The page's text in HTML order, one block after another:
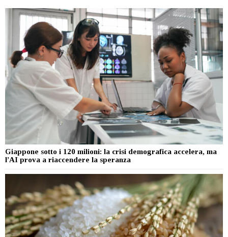
Giappone sotto i 120 milioni: la crisi demografica accelera, ma
l’AI prova a riaccendere la speranza